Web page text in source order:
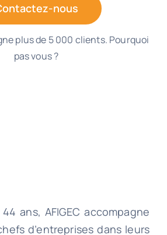
nous
plus de 5 000 clients. Pourquoi
pas vous ?
ans, AFIGEC accompagne
d’entreprises dans leurs